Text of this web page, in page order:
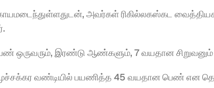
அவர்கள் ரிகில்லகஸ்கட
ஒருவரும், இரண்டு ஆண்களும், 7 வயதான சிறுவனும்
முச்சக்கர வண்டியில் பயணித்த 45 வயதான பெண் என